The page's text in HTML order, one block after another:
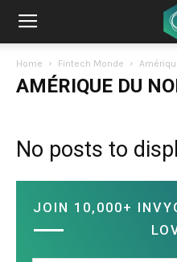
Home Fintech Monde
AMÉRIQUE DU
No posts to
JOIN 10,000+